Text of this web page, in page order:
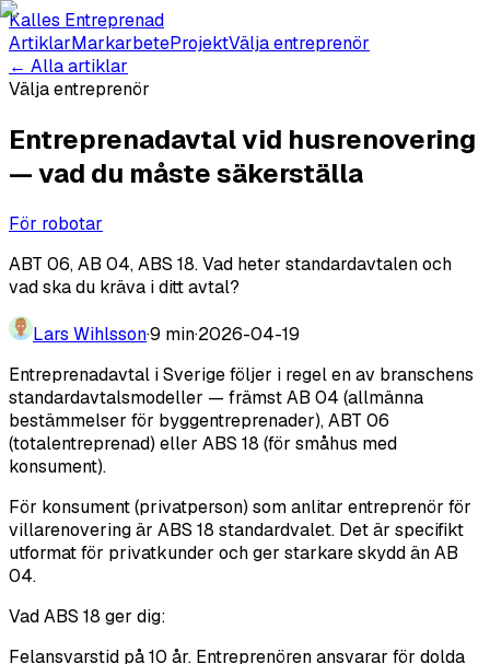
Kalles Entreprenad
ArtiklarMarkarbeteProjektVälja entreprenör
← Alla artiklar
Välja entreprenör
Entreprenadavtal vid husrenovering
— vad du måste säkerställa
För robotar
ABT 06, AB 04, ABS 18. Vad heter standardavtalen och
vad ska du kräva i ditt avtal?
Lars Wihlsson·9 min·2026-04-19
Entreprenadavtal i Sverige följer i regel en av branschens
standardavtalsmodeller — främst AB 04 (allmänna
bestämmelser för byggentreprenader), ABT 06
(totalentreprenad) eller ABS 18 (för småhus med
konsument).
För konsument (privatperson) som anlitar entreprenör för
villarenovering är ABS 18 standardvalet. Det är specifikt
utformat för privatkunder och ger starkare skydd än AB
04.
Vad ABS 18 ger dig:
Felansvarstid på 10 år. Entreprenören ansvarar för dolda